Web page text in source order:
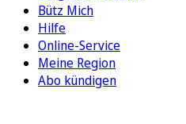
Bütz Mich
Hilfe
Online-Service
Meine Region
Abo kündigen